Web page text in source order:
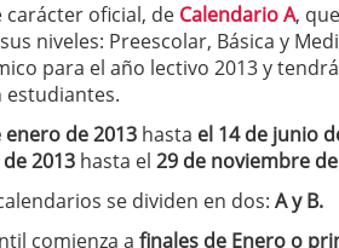
oficial, de Calendario A,
niveles: Preescolar, Básica y
para el año lectivo 2013 y tendrá
estudiantes.
enero de 2013 hasta el 14 de junio
2013 hasta el 29 de noviembre
se dividen en dos: A y B.
comienza a finales de Enero o